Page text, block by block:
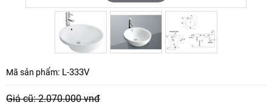
Mã sản phẩm: L-333V
Giá cũ: 2.070.000 vnđ